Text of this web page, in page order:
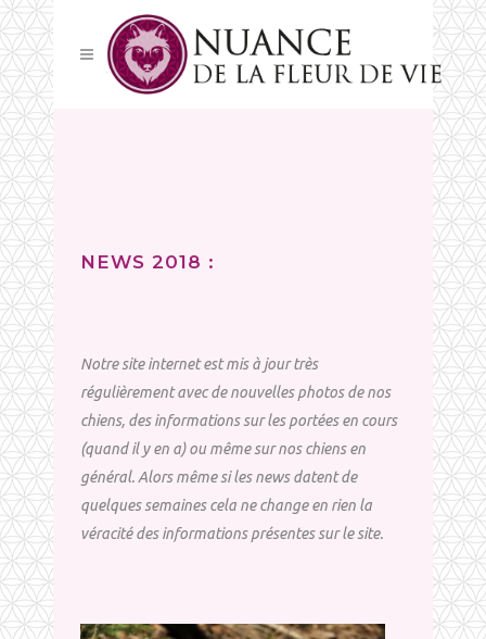
NEWS 2018 :
Notre site internet est mis à jour très
régulièrement avec de nouvelles photos de nos
chiens, des informations sur les portées en cours
(quand il y en a) ou même sur nos chiens en
général. Alors même si les news datent de
quelques semaines cela ne change en rien la
véracité des informations présentes sur le site.